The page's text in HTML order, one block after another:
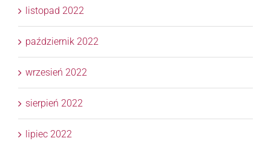
listopad 2022
październik 2022
wrzesień 2022
sierpień 2022
lipiec 2022